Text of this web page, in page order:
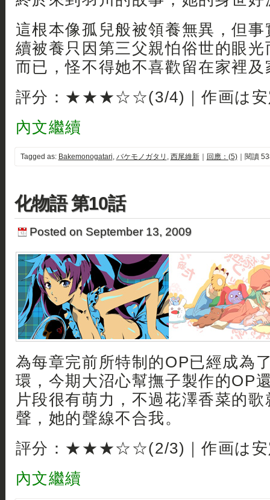
這根本像孤兒般被領養無異，但
續被養只因第三父親怕俗世的眼
而已，怪不得她不喜歡留在家裡及
評分：★★★☆☆(3/4)｜作画は安
內文繼續
Tagged as: Bakemonogatari, バケモノガタリ , 西尾維新｜ 回應：(5)｜閱讀
化物語 第10話
Posted on September 13, 2009
為每章完前所特制的OP已經成為
環，今期大沼心幫撫子製作的OP
片段很有萌力，不過花澤香菜的
聲，她的聲線不合我。
評分：★★★☆☆(2/3)｜作画は安
內文繼續